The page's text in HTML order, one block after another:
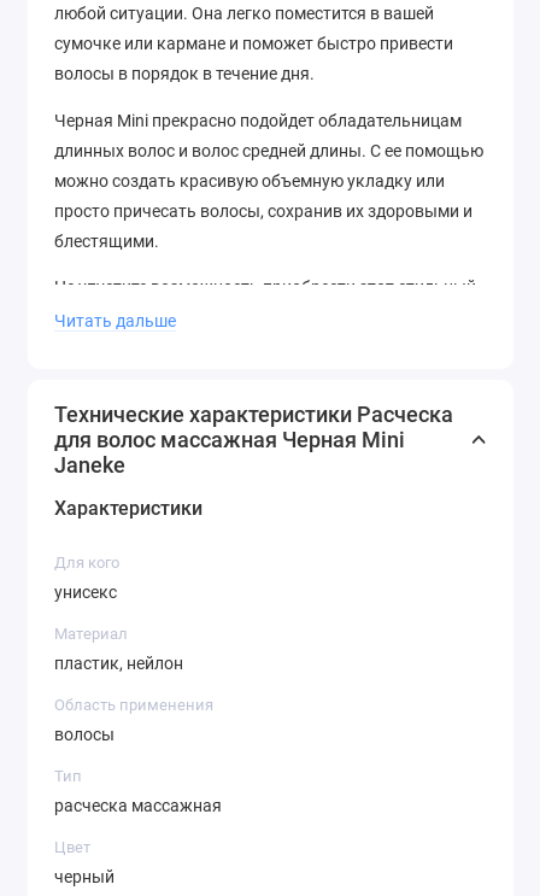
любой ситуации. Она легко поместится в вашей
сумочке или кармане и поможет быстро привести
волосы в порядок в течение дня.
Черная Mini прекрасно подойдет обладательницам
длинных волос и волос средней длины. С ее помощью
можно создать красивую объемную укладку или
просто причесать волосы, сохранив их здоровыми и
блестящими.
Не упустите возможность приобрести этот стильный
аксессуар и подчеркнуть свою индивидуальность!
Читать дальше
Технические характеристики Расческа
для волос массажная Черная Mini
Janeke
Характеристики
Для кого
унисекс
Материал
пластик, нейлон
Область применения
волосы
Тип
расческа массажная
Цвет
черный